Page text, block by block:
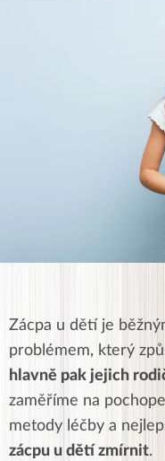
Zácpa u dětí je
problémem, který
hlavně pak jejich
zaměříme na
metody léčby a
zácpu u dětí zmírnit.